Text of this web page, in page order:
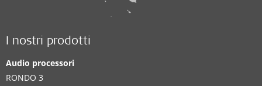
I nostri prodotti
Audio processori
RONDO 3